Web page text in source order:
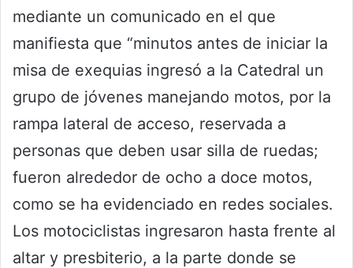
mediante un comunicado en el que
manifiesta que “minutos antes de iniciar la
misa de exequias ingresó a la Catedral un
grupo de jóvenes manejando motos, por la
rampa lateral de acceso, reservada a
personas que deben usar silla de ruedas;
fueron alrededor de ocho a doce motos,
como se ha evidenciado en redes sociales.
Los motociclistas ingresaron hasta frente al
altar y presbiterio, a la parte donde se